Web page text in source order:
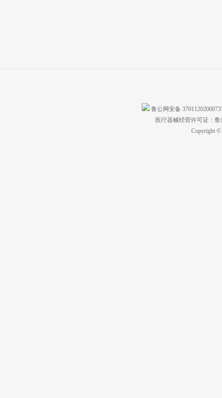
鲁公网安备
医疗器械经营许可证：
Copyright